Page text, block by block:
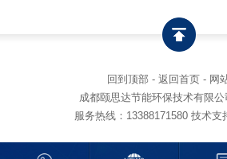
回到顶部 - 返回首页 - 网
成都颐思达节能环保技术有限
服务热线： 13388171580 技术支